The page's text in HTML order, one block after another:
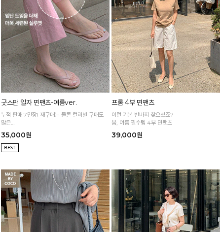
굿스판 일자 면팬츠-여름ver.
누적 판매 7만장! 재구매는 물론 컬러별 구매도
많은
정말 편하게 휘뚜루마뚜루 입는 만능 면팬츠
35,000원
프롬 4부 면팬츠
이런 기본 반바지 찾으셨죠?
봄, 여름 필수템 4부 면팬츠
39,000원